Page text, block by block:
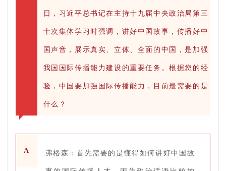
日，习近平总书记在主持十九届中央政治局第三
十次集体学习时强调，讲好中国故事，传播好中
国声音，展示真实、立体、全面的中国，是加强
我国国际传播能力建设的重要任务。根据您的经
验，中国要加强国际传播能力，目前最需要的是
什么？
A 弗格森：首先需要的是懂得如何讲好中国故